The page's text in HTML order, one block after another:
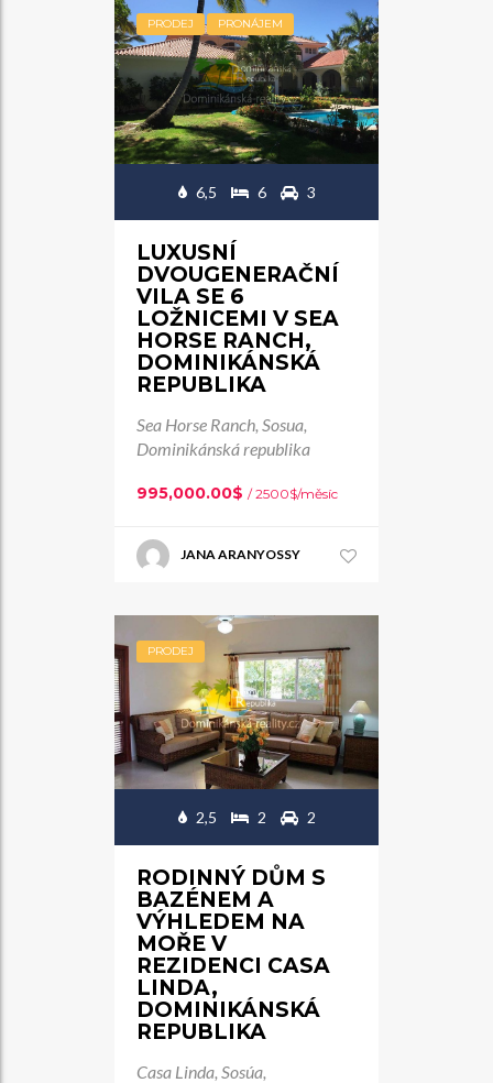
PRODEJ PRONÁJEM
6,5 6 3
LUXUSNÍ
DVOUGENERAČNÍ
VILA SE 6
LOŽNICEMI V SEA
HORSE RANCH,
DOMINIKÁNSKÁ
REPUBLIKA
Sea Horse Ranch, Sosua,
Dominikánská republika
995,000.00$ / 2500$/měsíc
JANA ARANYOSSY
PRODEJ
2,5 2 2
RODINNÝ DŮM S
BAZÉNEM A
VÝHLEDEM NA
MOŘE V
REZIDENCI CASA
LINDA,
DOMINIKÁNSKÁ
REPUBLIKA
Casa Linda, Sosúa,